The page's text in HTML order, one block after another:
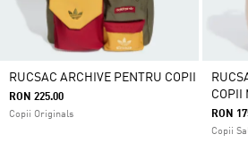
RUCSAC ARCHIVE PENTRU COPII
RON 225.00
Copii Originals
COPII
RON
Copii